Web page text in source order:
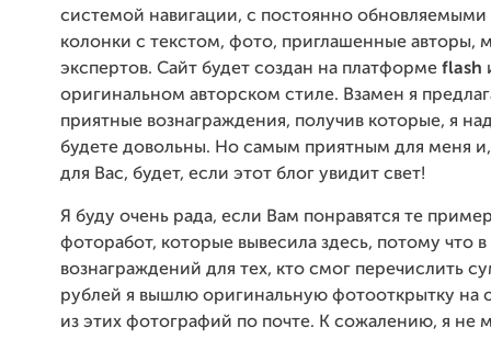
системой навигации, с постоянно обновляемыми
колонки с текстом, фото, приглашенные авторы,
экспертов. Сайт будет создан на платформе flash
оригинальном авторском стиле. Взамен я
приятные вознаграждения, получив которые, я
будете довольны. Но самым приятным для меня
для Вас, будет, если этот блог увидит свет!
Я буду очень рада, если Вам понравятся те
фоторабот, которые вывесила здесь, потому что в
вознаграждений для тех, кто смог перечислить
рублей я вышлю оригинальную фотооткрытку на
из этих фотографий по почте. К сожалению, я не